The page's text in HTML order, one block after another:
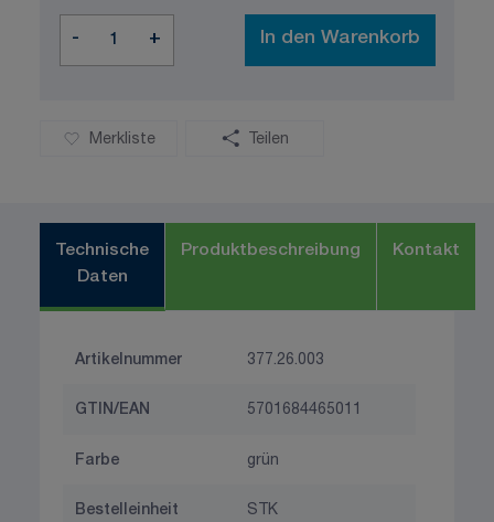
- + In den Warenkorb
Merkliste Teilen
Technische
Daten
Produktbeschreibung Kontakt
Artikelnummer 377.26.003
GTIN/EAN 5701684465011
Farbe grün
Bestelleinheit STK